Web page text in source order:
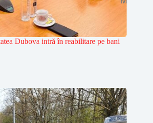
Dubova intră în reabilitare pe bani